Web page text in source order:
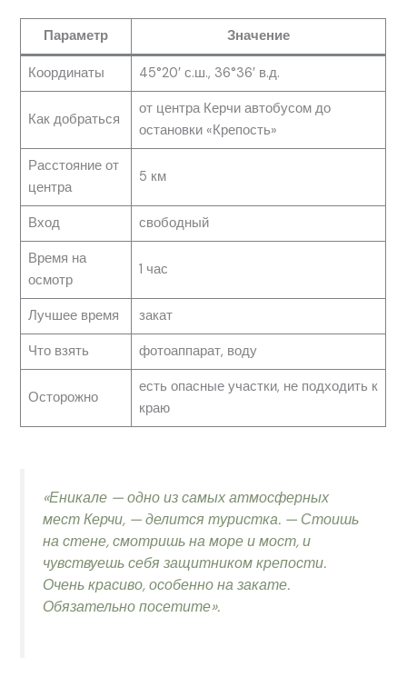
Параметр Значение
Координаты 45°20′ с.ш., 36°36′ в.д.
Как добраться
от центра Керчи автобусом до
остановки «Крепость»
Расстояние от
центра
5 км
Вход свободный
Время на
осмотр
1 час
Лучшее время закат
Что взять фотоаппарат, воду
Осторожно
есть опасные участки, не подходить к
краю
«Еникале — одно из самых атмосферных
мест Керчи, — делится туристка. — Стоишь
на стене, смотришь на море и мост, и
чувствуешь себя защитником крепости.
Очень красиво, особенно на закате.
Обязательно посетите».